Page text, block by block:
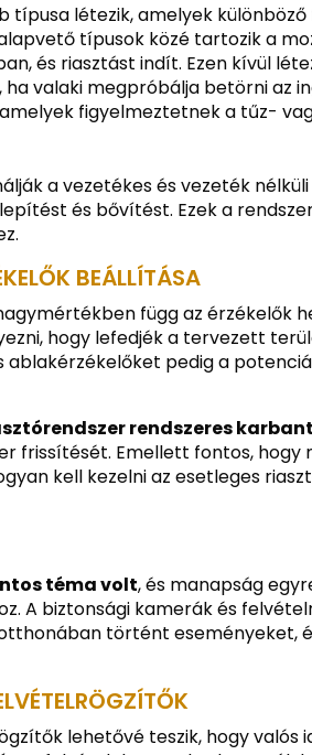
típusa létezik, amelyek
típusok közé tartozik a
és riasztást indít. Ezen kívül
valaki megpróbálja betörni az
figyelmeztetnek a tűz-
a vezetékes és vezeték
és bővítést. Ezek a
BEÁLLÍTÁSA
függ az érzékelők
hogy lefedjék a tervezett
ablakérzékelőket pedig a
rendszeres
frissítését. Emellett fontos, hogy
kell kezelni az esetleges
téma volt, és manapság
A biztonsági kamerák és
történt eseményeket,
lehetővé teszik, hogy valós